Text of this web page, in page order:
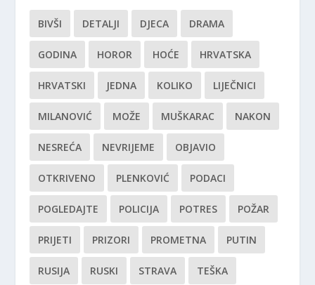
BIVŠI DETALJI DJECA DRAMA
GODINA HOROR HOĆE HRVATSKA
HRVATSKI JEDNA KOLIKO LIJEČNICI
MILANOVIĆ MOŽE MUŠKARAC NAKON
NESREĆA NEVRIJEME OBJAVIO
OTKRIVENO PLENKOVIĆ PODACI
POGLEDAJTE POLICIJA POTRES POŽAR
PRIJETI PRIZORI PROMETNA PUTIN
RUSIJA RUSKI STRAVA TEŠKA